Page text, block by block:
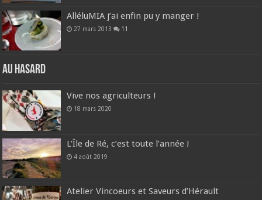
AlléluMIA j’ai enfin pu y manger !
27 mars 2013 11
Au hasard
Vive nos agriculteurs !
18 mars 2020
L’Île de Ré, c’est toute l’année !
4 août 2019
Atelier Vincoeurs et Saveurs d’Hérault